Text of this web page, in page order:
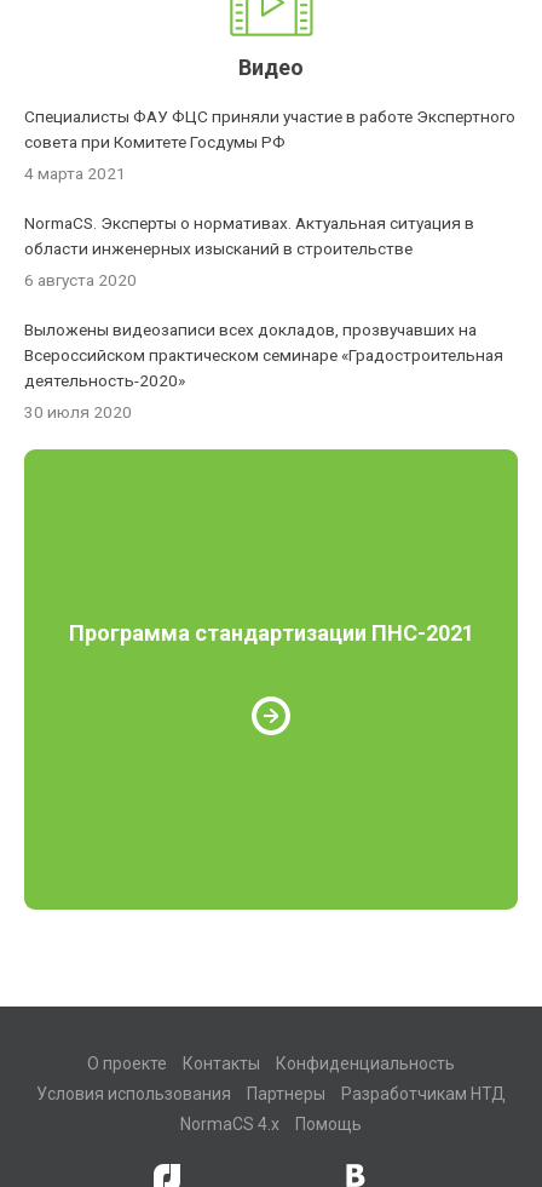
Видео
Специалисты ФАУ ФЦС приняли участие в работе Экспертного
совета при Комитете Госдумы РФ
4 марта 2021
NormaCS. Эксперты о нормативах. Актуальная ситуация в
области инженерных изысканий в строительстве
6 августа 2020
Выложены видеозаписи всех докладов, прозвучавших на
Всероссийском практическом семинаре «Градостроительная
деятельность-2020»
30 июля 2020
Программа стандартизации ПНС-2021
О проекте Контакты
Конфиденциальность
Условия использования
Партнеры
Разработчикам НТД
NormaCS 4.x
Помощь